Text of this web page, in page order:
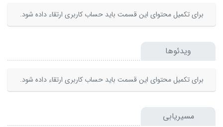
برای تکمیل محتوای این قسمت باید حساب کاربری ارتقاء داده شود.
ویدئوها
برای تکمیل محتوای این قسمت باید حساب کاربری ارتقاء داده شود.
مسیریابی